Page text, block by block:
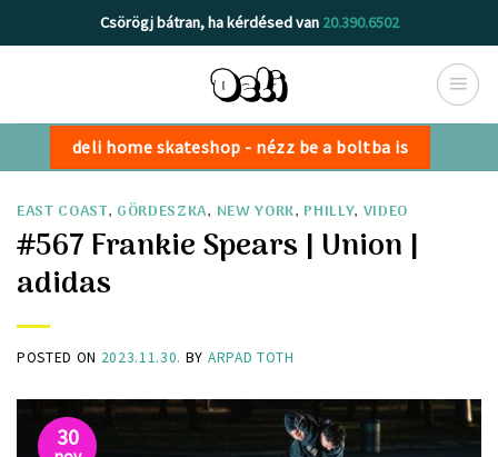
to
Csörögj bátran, ha kérdésed van 20.390.6502
deli home skateshop - nézz be a boltba is
EAST COAST, GÖRDESZKA, NEW YORK, PHILLY, VIDEO
#567 Frankie Spears | Union |
adidas
POSTED ON 2023.11.30. BY ARPAD TOTH
30